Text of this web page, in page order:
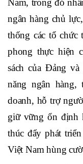
Việt Nam, đứng
vực Châu Á, 300
nhất thế giới,
toàn cầu, đóng
Nam, trong đó
ngân hàng chủ
thống các tổ chức
phong thực hiện
sách của Đảng
năng ngân hàng,